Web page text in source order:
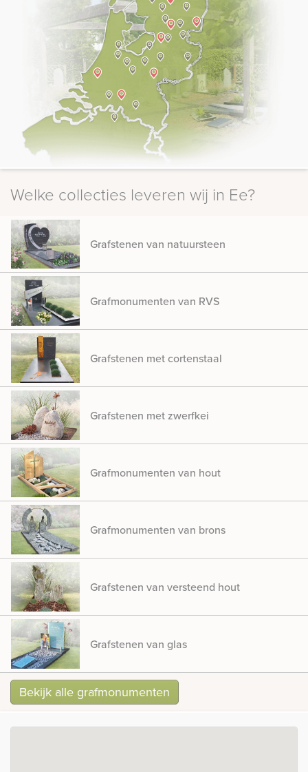
Welke collecties leveren wij in Ee?
Grafstenen van natuursteen
Grafmonumenten van RVS
Grafstenen met cortenstaal
Grafstenen met zwerfkei
Grafmonumenten van hout
Grafmonumenten van brons
Grafstenen van versteend hout
Grafstenen van glas
Bekijk alle grafmonumenten